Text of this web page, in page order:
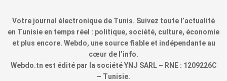
Votre journal électronique de Tunis. Suivez toute l’actualité
en Tunisie en temps réel : politique, société, culture, économie
et plus encore. Webdo, une source fiable et indépendante au
cœur de l’info.
Webdo.tn est édité par la société YNJ SARL – RNE : 1209226C
– Tunisie.